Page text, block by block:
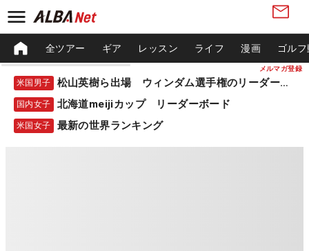
メルマガ登録
全ツアー ギア レッスン ライフ 漫画 ゴル
米国男子 松山英樹ら出場 ウィンダム選手権のリーダーボード
国内女子 北海道meijiカップ リーダーボード
米国女子 最新の世界ランキング